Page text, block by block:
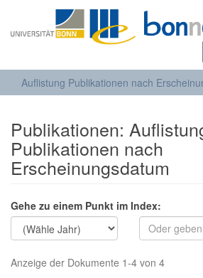
Auflistung Publikationen nach
Publikationen:
Publikationen nach
Erscheinungsdatum
Gehe zu einem Punkt im Index:
Anzeige der Dokumente 1-4 von 4